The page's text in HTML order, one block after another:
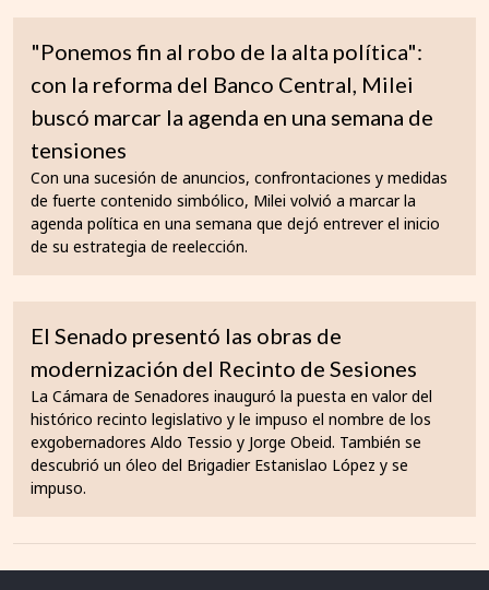
"Ponemos fin al robo de la alta política":
con la reforma del Banco Central, Milei
buscó marcar la agenda en una semana de
tensiones
Con una sucesión de anuncios, confrontaciones y medidas
de fuerte contenido simbólico, Milei volvió a marcar la
agenda política en una semana que dejó entrever el inicio
de su estrategia de reelección.
El Senado presentó las obras de
modernización del Recinto de Sesiones
La Cámara de Senadores inauguró la puesta en valor del
histórico recinto legislativo y le impuso el nombre de los
exgobernadores Aldo Tessio y Jorge Obeid. También se
descubrió un óleo del Brigadier Estanislao López y se
impuso.